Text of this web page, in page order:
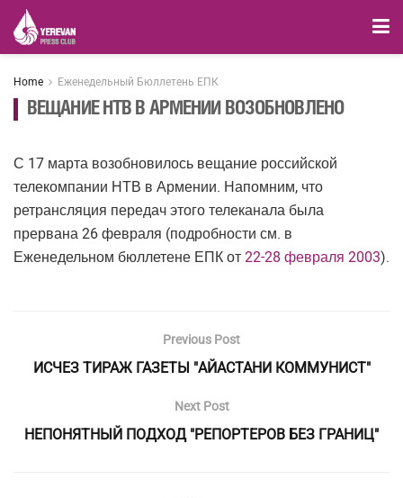
Home Еженедельный Бюллетень ЕПК
ВЕЩАНИЕ НТВ В АРМЕНИИ ВОЗОБНОВЛЕНО
С 17 марта возобновилось вещание российской
телекомпании НТВ в Армении. Напомним, что
ретрансляция передач этого телеканала была
прервана 26 февраля (подробности см. в
Еженедельном бюллетене ЕПК от 22-28 февраля 2003).
Previous Post
ИСЧЕЗ ТИРАЖ ГАЗЕТЫ "АЙАСТАНИ КОММУНИСТ"
Next Post
НЕПОНЯТНЫЙ ПОДХОД "РЕПОРТЕРОВ БЕЗ ГРАНИЦ"